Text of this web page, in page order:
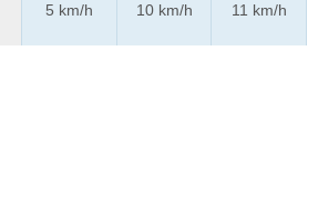
5 km/h
10 km/h
11 km/h